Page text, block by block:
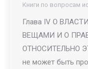
Книги по вопросам
Глава IV О
ВЕЩАМИ И О
ОТНОСИТЕЛЬНО
не может быть